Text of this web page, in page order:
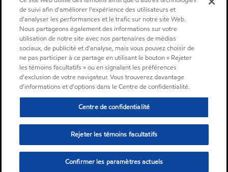
de suivi afin d'améliorer l'expérience des utilisateurs et
d'analyser les performances et le trafic sur notre site Web.
Nous partageons également des informations sur votre
utilisation de notre site avec nos partenaires de médias
sociaux, de publicité et d'analyse, mais vous pouvez choisir de
ne pas participer à ce partage en utilisant le bouton « Rejeter
les témoins facultatifs » ou en signalant les préférences
d'exclusion de votre navigateur. Vous trouverez davantage
d'informations et d'options dans le Centre de confidentialité.
Centre de confidentialité
Rejeter les témoins facultatifs
Confirmer les paramètres actuels